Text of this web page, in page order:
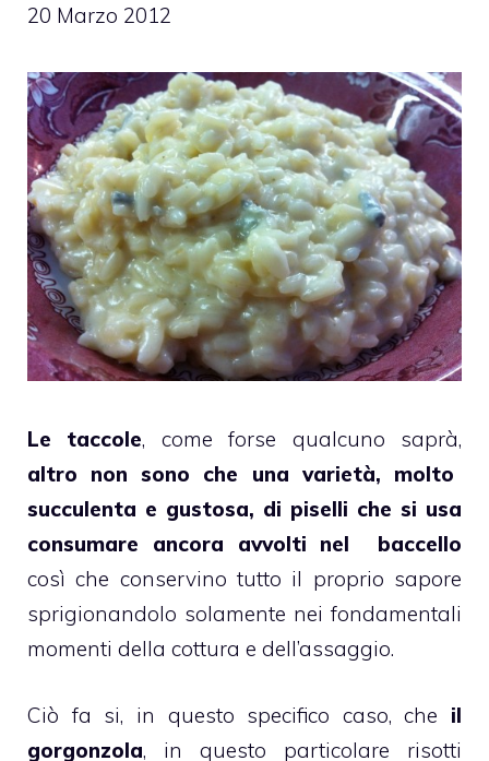
20 Marzo 2012
Le taccole, come forse qualcuno saprà,
altro non sono che una varietà, molto
succulenta e gustosa, di piselli che si usa
consumare ancora avvolti nel baccello
così che conservino tutto il proprio sapore
sprigionandolo solamente nei fondamentali
momenti della cottura e dell’assaggio.
Ciò fa si, in questo specifico caso, che il
gorgonzola, in questo particolare risotti